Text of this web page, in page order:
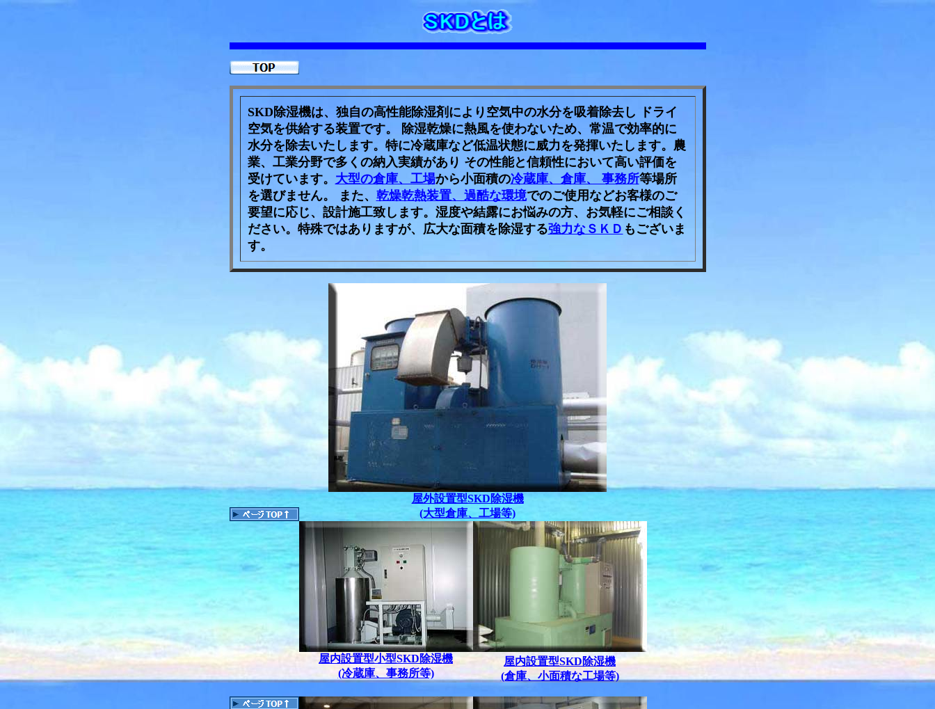
SKD除湿機は、独自の高性能除湿剤により空気中の水分を吸着除去し ドライ
空気を供給する装置です。 除湿乾燥に熱風を使わないため、常温で効率的に
水分を除去いたします。特に冷蔵庫など低温状態に威力を発揮いたします。農
業、工業分野で多くの納入実績があり その性能と信頼性において高い評価を
受けています。 大型の倉庫、工場から小面積の冷蔵庫、倉庫、 事務所等場所
を選びません。 また、 乾燥乾熱装置、過酷な環境でのご使用などお客様のご
要望に応じ、設計施工致します。湿度や結露にお悩みの方、お気軽にご相談く
ださい。特殊ではありますが、広大な面積を除湿する強力なＳＫＤ もございま
す。
屋外設置型SKD除湿機
(大型倉庫、工場等)
屋内設置型小型SKD除湿機
(冷蔵庫、事務所等)
屋内設置型SKD除湿機
(倉庫、小面積な工場等)